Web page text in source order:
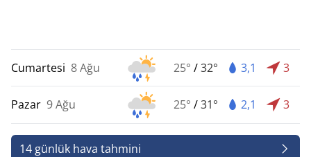
Cumartesi 8 Ağu 25° /32° 3,1 3
Pazar 9 Ağu 25° /31° 2,1 3
14 günlük hava tahmini